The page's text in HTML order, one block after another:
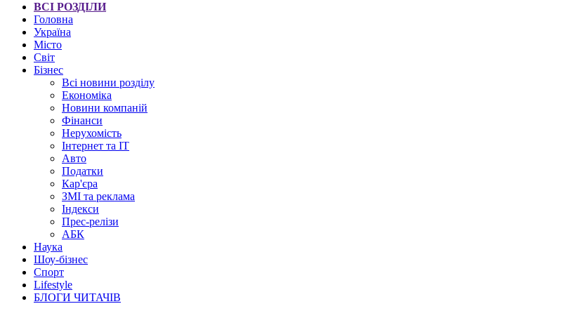
ВСІ РОЗДІЛИ
Головна
Україна
Місто
Світ
Бізнес
Всі новини розділу
Економіка
Новини компаній
Фінанси
Нерухомість
Інтернет та IT
Авто
Податки
Кар'єра
ЗМІ та реклама
Індекси
Прес-релізи
АБК
Наука
Шоу-бізнес
Спорт
Lifestyle
БЛОГИ ЧИТАЧІВ